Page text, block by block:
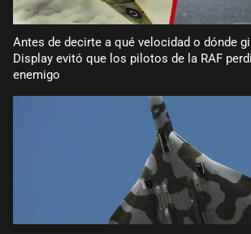
Antes de decirte a qué velocidad o dónde
Display evitó que los pilotos de la RAF
enemigo